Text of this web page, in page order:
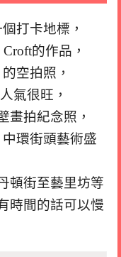
打卡地標，
的作品，
空拍照，
氣很旺，
畫拍紀念照，
環街頭藝術盛
頓街至藝里坊等
時間的話可以慢